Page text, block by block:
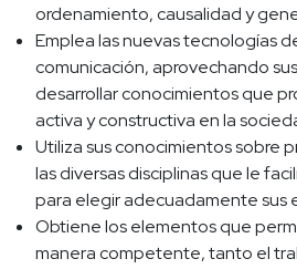
ordenamiento, causalidad y
Emplea las nuevas tecnologías
comunicación, aprovechando
desarrollar conocimientos que
activa y constructiva en la
Utiliza sus conocimientos sobre
las diversas disciplinas que le
para elegir adecuadamente sus
Obtiene los elementos que
manera competente, tanto el